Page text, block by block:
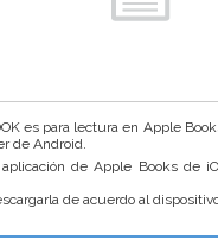
es para lectura en Apple
de Android.
de Apple Books de
de acuerdo al